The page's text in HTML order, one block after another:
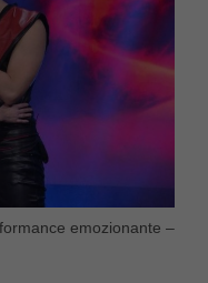
emozionante –